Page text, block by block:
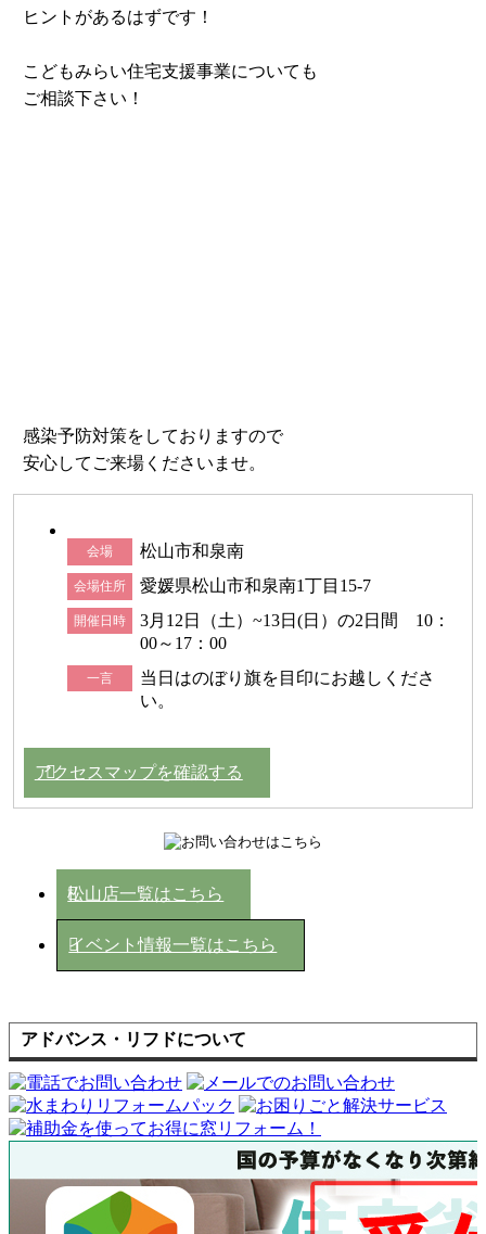
ヒントがあるはずです！
こどもみらい住宅支援事業についても
ご相談下さい！
感染予防対策をしておりますので
安心してご来場くださいませ。
会場 松山市和泉南
会場住所 愛媛県松山市和泉南1丁目15-7
開催日時
3月12日（土）~13日(日）の2日間 10：
00～17：00
一言
当日はのぼり旗を目印にお越しくださ
い。
アクセスマップを確認する
松山店一覧はこちら
イベント情報一覧はこちら
アドバンス・リフドについて